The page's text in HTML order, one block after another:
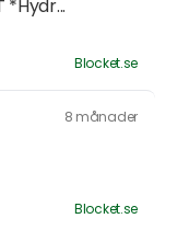
*Hydr...
Blocket.se
8 månader
Blocket.se